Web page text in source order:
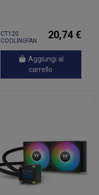
CT120
COOLINGFAN
20,74 €
Aggiungi al
carrello